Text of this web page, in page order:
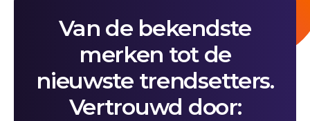
Van de bekendste
merken tot de
nieuwste trendsetters.
Vertrouwd door: